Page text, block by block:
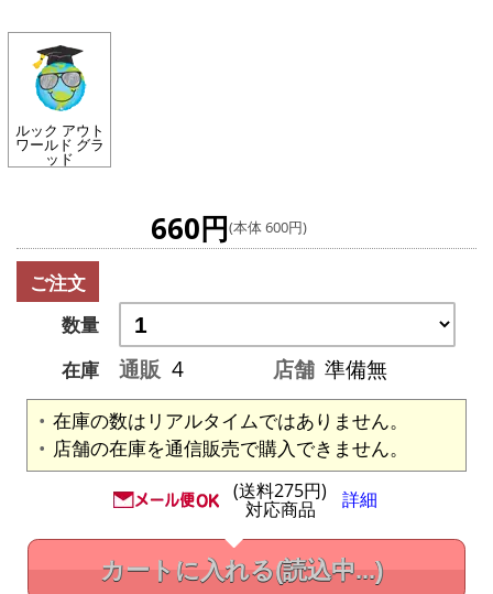
ルック アウト
ワールド グラ
ッド
660円(本体 600円)
ご注文
数量
在庫
通販 4 店舗 準備無
在庫の数はリアルタイムではありません。
店舗の在庫を通信販売で購入できません。
(送料275円)
対応商品 詳細
カートに入れる(読込中...)